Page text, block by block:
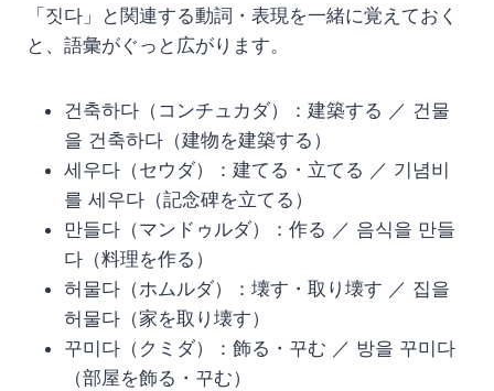
「짓다」と関連する動詞・表現を一緒に覚えておく
と、語彙がぐっと広がります。
건축하다（コンチュカダ）：建築する ／ 건물
을 건축하다（建物を建築する）
세우다（セウダ）：建てる・立てる ／ 기념비
를 세우다（記念碑を立てる）
만들다（マンドゥルダ）：作る ／ 음식을 만들
다（料理を作る）
허물다（ホムルダ）：壊す・取り壊す ／ 집을
허물다（家を取り壊す）
꾸미다（クミダ）：飾る・꾸む ／ 방을 꾸미다
（部屋を飾る・꾸む）